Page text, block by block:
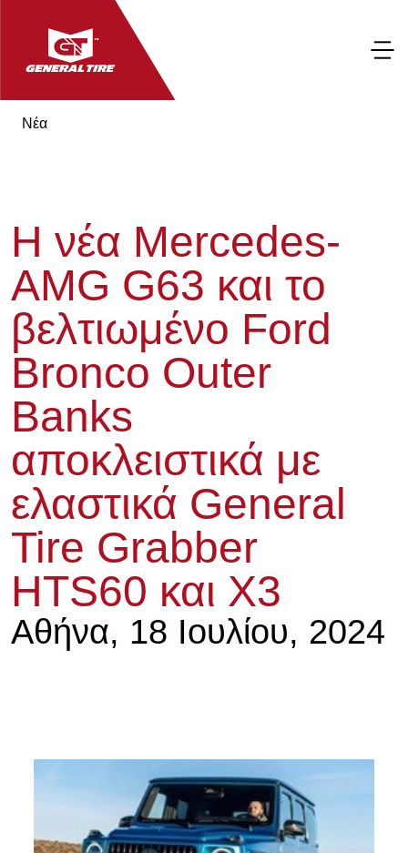
Νέα
Η νέα Mercedes-
AMG G63 και το
βελτιωμένο Ford
Bronco Outer
Banks
αποκλειστικά με
ελαστικά General
Tire Grabber
HTS60 και X3
Αθήνα, 18 Ιουλίου, 2024